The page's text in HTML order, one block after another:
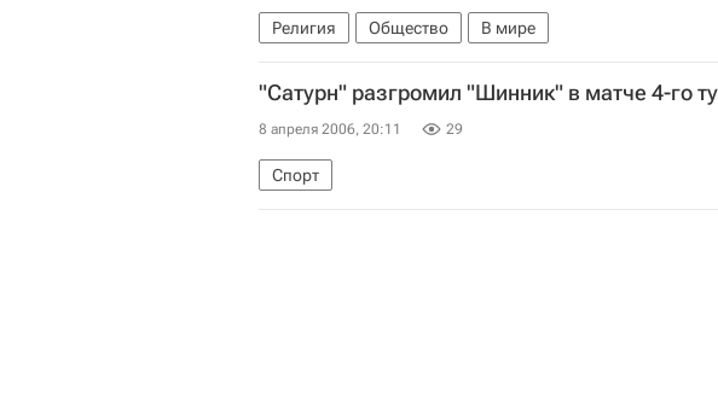
Религия Общество В мире
"Сатурн" разгромил "Шинник" в матче 4-го
8 апреля 2006, 20:11 29
Спорт